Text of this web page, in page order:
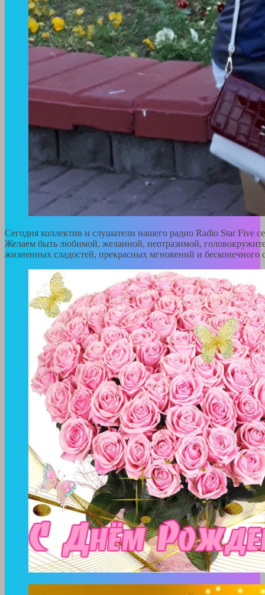
Сегодня коллектив и слушатели нашего радио Radio Star Five
Желаем быть любимой, желанной, неотразимой,
жизненных сладостей, прекрасных мгновений и бесконечного